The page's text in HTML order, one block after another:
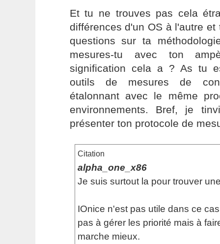
Et tu ne trouves pas cela
différences d'un OS à l'autre
questions sur ta
mesures-tu avec ton
signification cela a ? As tu
outils de mesures de
étalonnant avec le même
environnements. Bref, je
présenter ton protocole de
Citation
alpha_one_x86
Je suis surtout la pour trouver
IOnice n'est pas utile dans ce
pas à gérer les priorité mais à
marche mieux.